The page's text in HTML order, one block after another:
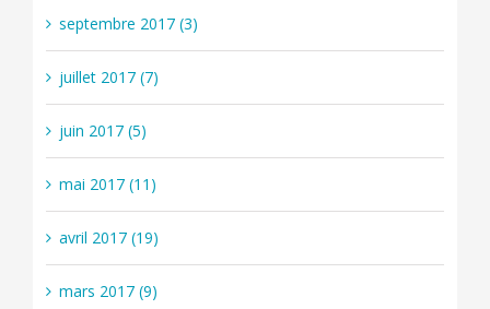
septembre 2017 (3)
juillet 2017 (7)
juin 2017 (5)
mai 2017 (11)
avril 2017 (19)
mars 2017 (9)